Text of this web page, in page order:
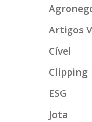
Artigos
Cível
Clipping
ESG
Jota